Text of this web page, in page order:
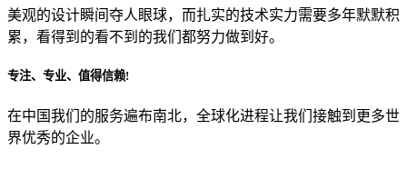
目前主要的营销渠道是？
美观的设计瞬间夺人眼球，而扎实的技术实力需要多年默默积
累，看得到的看不到的我们都努力做到好。
专注、专业、值得信赖!
在中国我们的服务遍布南北，全球化进程让我们接触到更多世
界优秀的企业。